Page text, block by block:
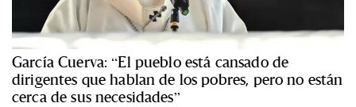
García Cuerva: “El pueblo está cansado de
dirigentes que hablan de los pobres, pero no están
cerca de sus necesidades”